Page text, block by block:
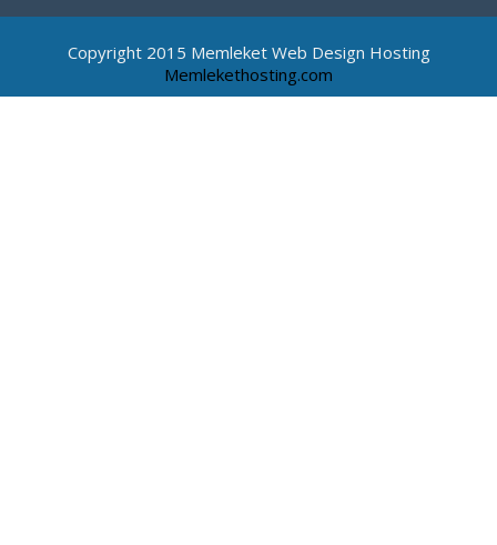
Copyright 2015 Memleket Web Design Hosting
Memlekethosting.com